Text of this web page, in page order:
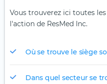
Vous trouverez ici toutes
l'action de ResMed Inc.
Où se trouve le siège
Dans quel secteur se